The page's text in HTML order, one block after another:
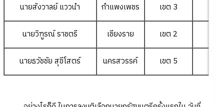
นายสังวาลย์ แววนำ กำแพงเพชร เขต 3
นายวิฑูรณ์ ราชตรี เชียงราย เขต 2
นายธวัชชัย สุขีโสตร์ นครสวรรค์ เขต 5